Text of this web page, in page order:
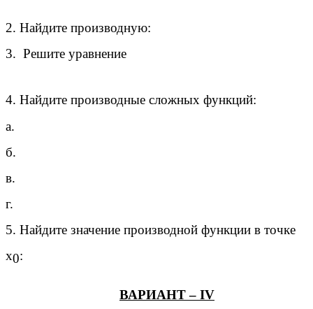
2. Найдите производную:
3. Решите уравнение
4. Найдите производные сложных функций:
а.
б.
в.
г.
5. Найдите значение производной функции в точке
х0:
ВАРИАНТ – IV